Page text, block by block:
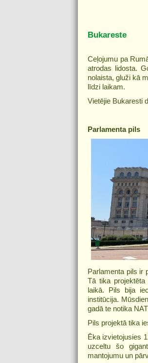
Bukareste
Ceļojumu pa
atrodas lidosta.
nolaista, gluži kā
līdzi laikam.
Vietējie Bukaresti
Parlamenta pils
Parlamenta pils ir
Tā tika
laikā. Pils bija
institūcija.
gadā te notika
Pils projektā tika
Ēka izvietojusies
uzceltu šo
mantojumu un